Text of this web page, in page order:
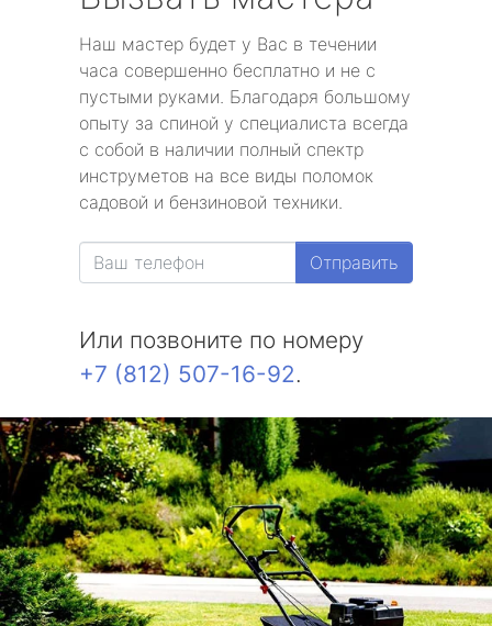
Наш мастер будет у Вас в течении
часа совершенно бесплатно и не с
пустыми руками. Благодаря большому
опыту за спиной у специалиста всегда
с собой в наличии полный спектр
инструметов на все виды поломок
садовой и бензиновой техники.
Отправить
Или позвоните по номеру
+7 (812) 507-16-92.